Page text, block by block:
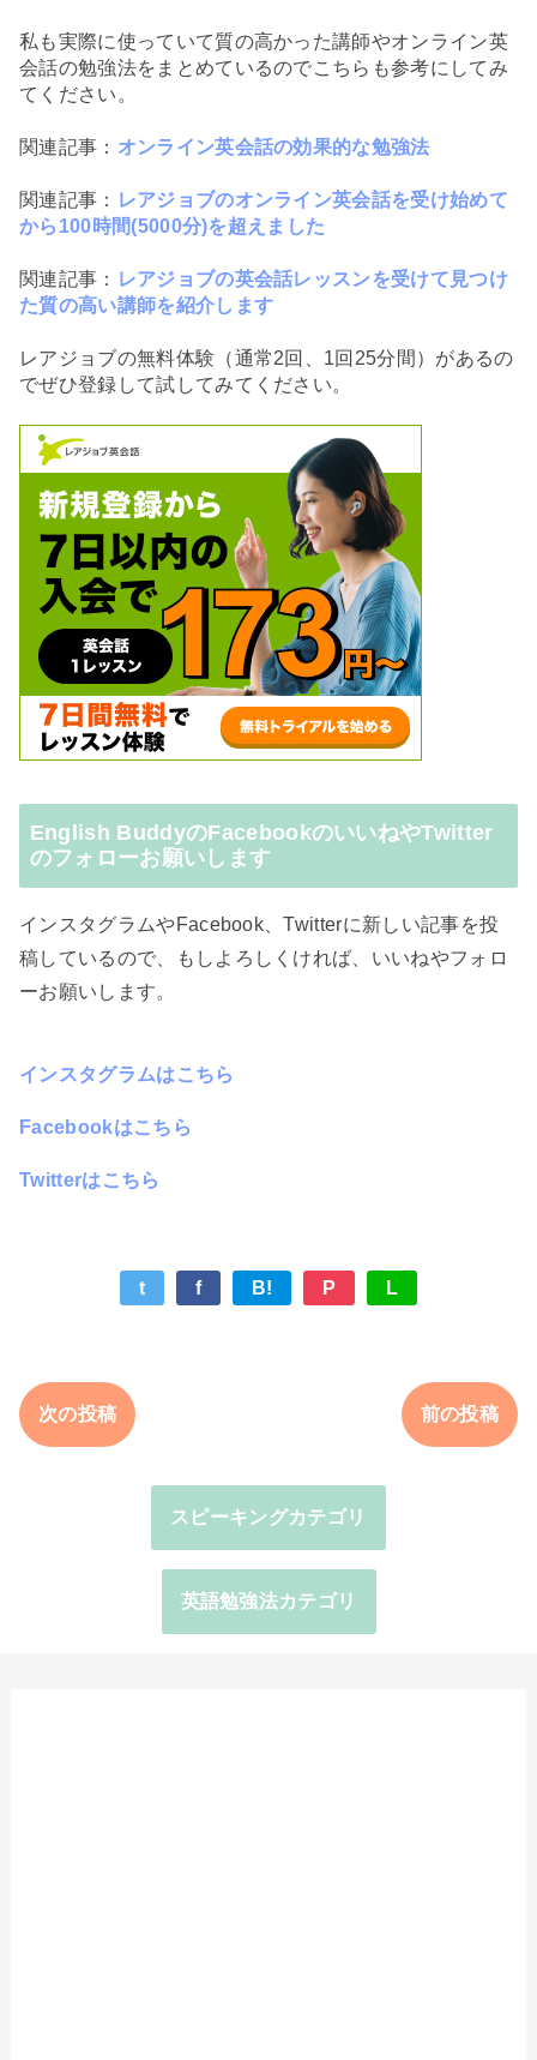
私も実際に使っていて質の高かった講師やオンライン英
会話の勉強法をまとめているのでこちらも参考にしてみ
てください。
関連記事： オンライン英会話の効果的な勉強法
関連記事：
レアジョブのオンライン英会話を受け始めて
から100時間(5000分)を超えました
関連記事：
レアジョブの英会話レッスンを受けて見つけ
た質の高い講師を紹介します
レアジョブの無料体験（通常2回、1回25分間）があるの
でぜひ登録して試してみてください。
English BuddyのFacebookのいいねやTwitter
のフォローお願いします
インスタグラムやFacebook、Twitterに新しい記事を投
稿しているので、もしよろしくければ、いいねやフォロ
ーお願いします。
インスタグラムはこちら
Facebookはこちら
Twitterはこちら
t f B! P L
次の投稿 前の投稿
スピーキングカテゴリ
英語勉強法カテゴリ